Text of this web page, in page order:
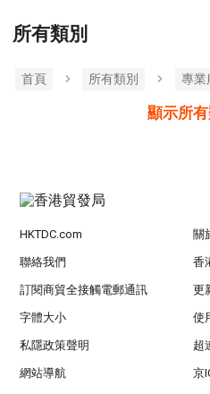
所有類別
首頁 所有類別 專業
顯示所有
HKTDC.com 關
聯絡我們 香
訂閱商貿全接觸電郵通訊 更
字體大小 使
私隱政策聲明 超
網站導航 京